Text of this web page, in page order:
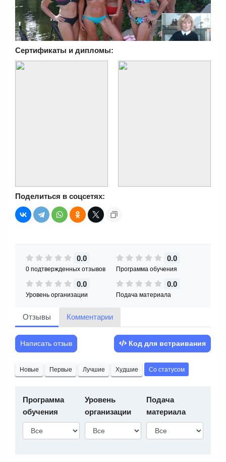
Сертификаты и дипломы:
Поделиться в соцсетях:
0.0
0 подтвержденных отзывов
0.0
Программа обучения
0.0
Уровень организации
0.0
Подача материала
Отзывы Комментарии
Написать отзыв Код для встраивания
Новые Первые Лучшие Худшие Со статусом
Программа
обучения
Уровень
организации
Подача
материала